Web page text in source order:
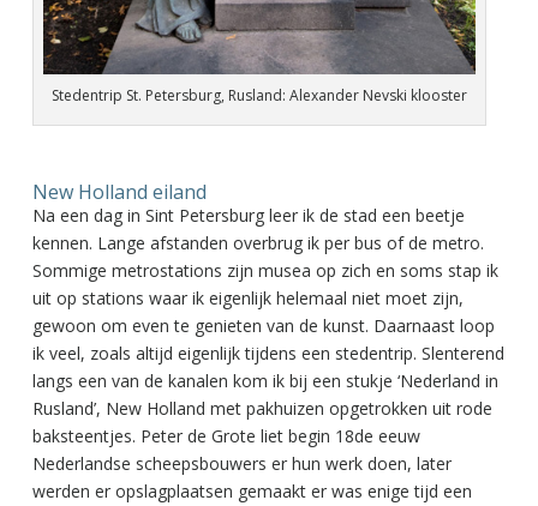
Stedentrip St. Petersburg, Rusland: Alexander Nevski klooster
New Holland eiland
Na een dag in Sint Petersburg leer ik de stad een beetje
kennen. Lange afstanden overbrug ik per bus of de metro.
Sommige metrostations zijn musea op zich en soms stap ik
uit op stations waar ik eigenlijk helemaal niet moet zijn,
gewoon om even te genieten van de kunst. Daarnaast loop
ik veel, zoals altijd eigenlijk tijdens een stedentrip. Slenterend
langs een van de kanalen kom ik bij een stukje ‘Nederland in
Rusland’, New Holland met pakhuizen opgetrokken uit rode
baksteentjes. Peter de Grote liet begin 18de eeuw
Nederlandse scheepsbouwers er hun werk doen, later
werden er opslagplaatsen gemaakt er was enige tijd een